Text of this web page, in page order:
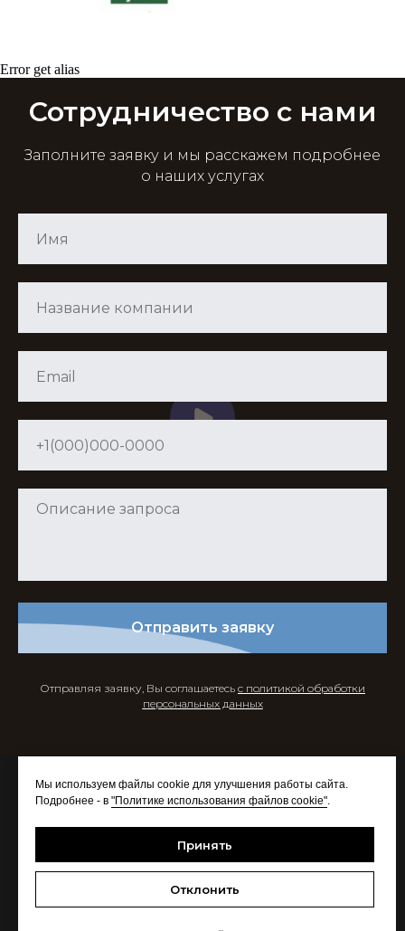
Мы используем файлы cookie для улучшения работы сайта.
Подробнее - в "Политике использования файлов cookie"
Принять
Отклонить
Error get alias
Сотрудничество с нами
Заполните заявку и мы расскажем подробнее
о наших услугах
Отправить заявку
Отправляя заявку, Вы соглашаетесь с политикой обработки
персональных данных
© All rights reserved